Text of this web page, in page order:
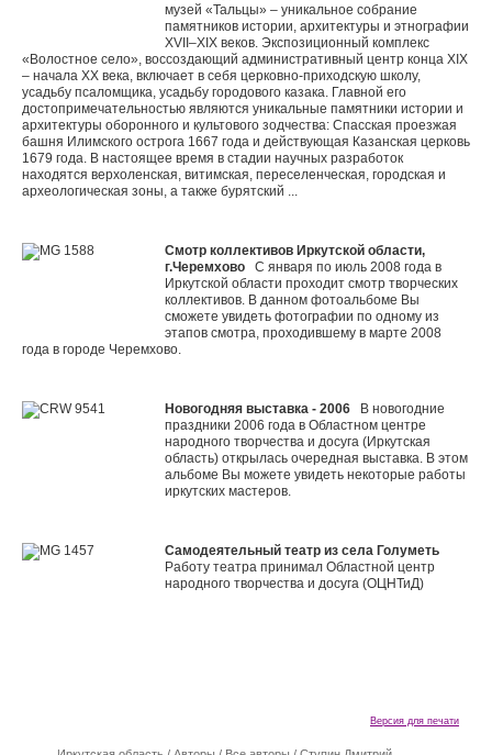
музей «Тальцы» – уникальное собрание
памятников истории, архитектуры и этнографии
XVII–XIX веков. Экспозиционный комплекс
«Волостное село», воссоздающий административный центр конца XIX
– начала XX века, включает в себя церковно-приходскую школу,
усадьбу псаломщика, усадьбу городового казака. Главной его
достопримечательностью являются уникальные памятники истории и
архитектуры оборонного и культового зодчества: Спасская проезжая
башня Илимского острога 1667 года и действующая Казанская церковь
1679 года. В настоящее время в стадии научных разработок
находятся верхоленская, витимская, переселенческая, городская и
археологическая зоны, а также бурятский ...
Смотр коллективов Иркутской области,
г.Черемхово С января по июль 2008 года в
Иркутской области проходит смотр творческих
коллективов. В данном фотоальбоме Вы
сможете увидеть фотографии по одному из
этапов смотра, проходившему в марте 2008
года в городе Черемхово.
Новогодняя выставка - 2006 В новогодние
праздники 2006 года в Областном центре
народного творчества и досуга (Иркутская
область) открылась очередная выставка. В этом
альбоме Вы можете увидеть некоторые работы
иркутских мастеров.
Самодеятельный театр из села Голуметь
Работу театра принимал Областной центр
народного творчества и досуга (ОЦНТиД)
Версия для печати